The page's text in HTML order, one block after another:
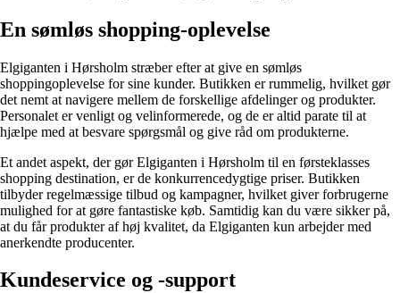
En sømløs shopping-oplevelse
Elgiganten i Hørsholm stræber efter at give en sømløs
shoppingoplevelse for sine kunder. Butikken er rummelig, hvilket gør
det nemt at navigere mellem de forskellige afdelinger og produkter.
Personalet er venligt og velinformerede, og de er altid parate til at
hjælpe med at besvare spørgsmål og give råd om produkterne.
Et andet aspekt, der gør Elgiganten i Hørsholm til en førsteklasses
shopping destination, er de konkurrencedygtige priser. Butikken
tilbyder regelmæssige tilbud og kampagner, hvilket giver forbrugerne
mulighed for at gøre fantastiske køb. Samtidig kan du være sikker på,
at du får produkter af høj kvalitet, da Elgiganten kun arbejder med
anerkendte producenter.
Kundeservice og -support